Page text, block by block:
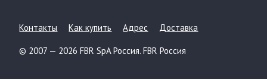
Контакты Как купить Адрес Доставка
© 2007 — 2026 FBR SpA Россия. FBR Россия